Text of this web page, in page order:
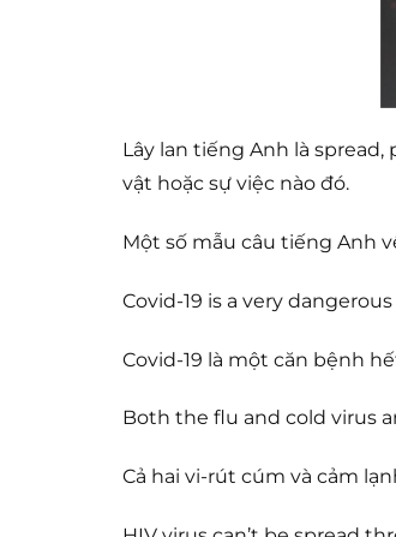
Lây lan tiếng Anh là
vật hoặc sự việc nào đó.
Một số mẫu câu tiếng Anh
Covid-19 is a very
Covid-19 là một căn bệnh
Both the flu and cold virus
Cả hai vi-rút cúm và cảm